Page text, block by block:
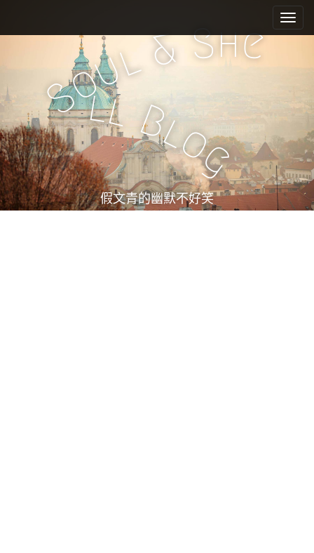
e
n
u
i
c
n
t
e
n
t
Soul&She
ll Bl
og
假文青的幽默不好笑